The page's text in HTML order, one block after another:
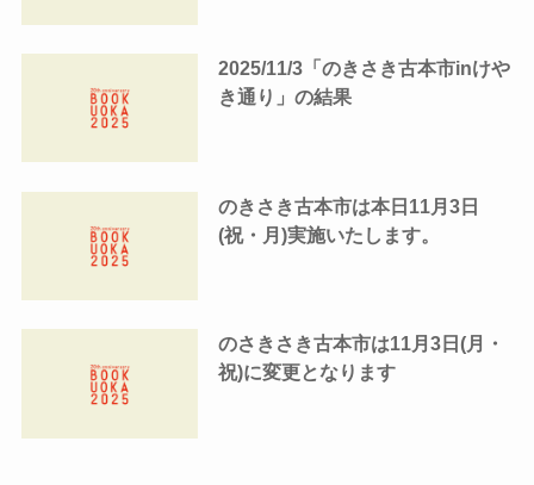
2025/11/3「のきさき古本市inけや
き通り」の結果
のきさき古本市は本日11月3日
(祝・月)実施いたします。
のさきさき古本市は11月3日(月・
祝)に変更となります